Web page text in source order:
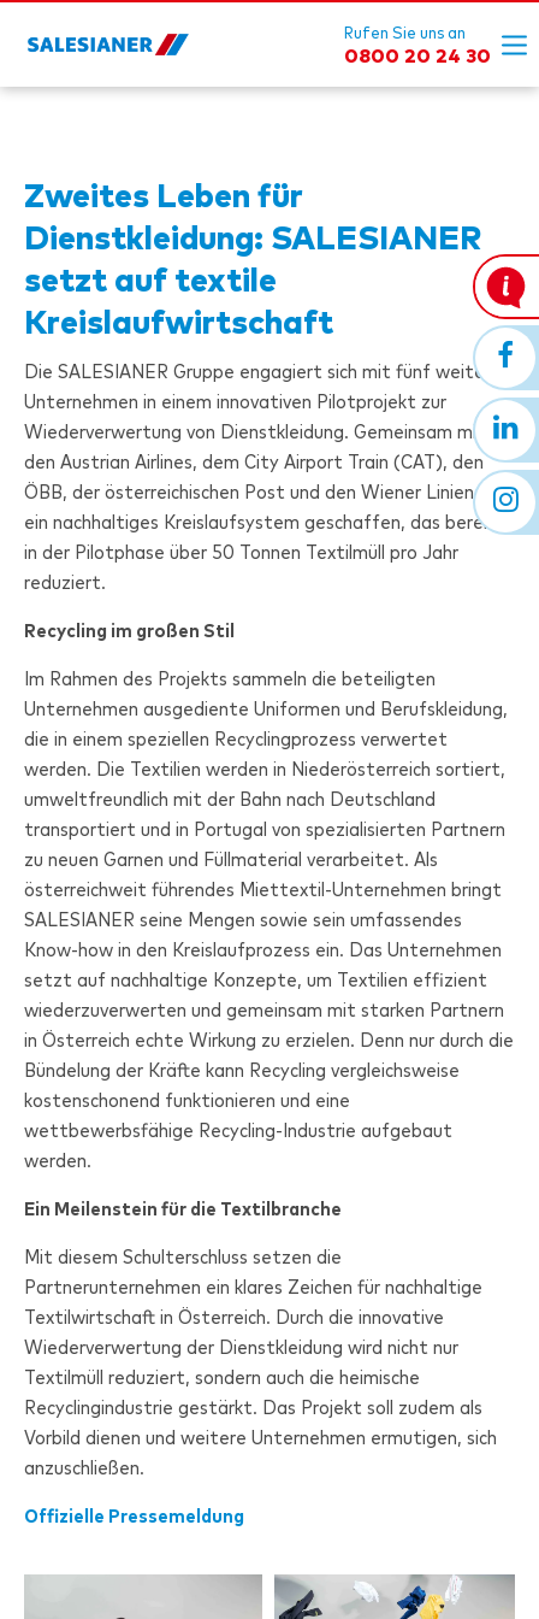
Rufen Sie uns an
0800 20 24 30
Zweites Leben für
Dienstkleidung: SALESIANER
setzt auf textile
Kreislaufwirtschaft
Die SALESIANER Gruppe engagiert sich mit fünf weiteren
Unternehmen in einem innovativen Pilotprojekt zur
Wiederverwertung von Dienstkleidung. Gemeinsam mit
den Austrian Airlines, dem City Airport Train (CAT), den
ÖBB, der österreichischen Post und den Wiener Linien wird
ein nachhaltiges Kreislaufsystem geschaffen, das bereits
in der Pilotphase über 50 Tonnen Textilmüll pro Jahr
reduziert.
Recycling im großen Stil
Im Rahmen des Projekts sammeln die beteiligten
Unternehmen ausgediente Uniformen und Berufskleidung,
die in einem speziellen Recyclingprozess verwertet
werden. Die Textilien werden in Niederösterreich sortiert,
umweltfreundlich mit der Bahn nach Deutschland
transportiert und in Portugal von spezialisierten Partnern
zu neuen Garnen und Füllmaterial verarbeitet. Als
österreichweit führendes Miettextil-Unternehmen bringt
SALESIANER seine Mengen sowie sein umfassendes
Know-how in den Kreislaufprozess ein. Das Unternehmen
setzt auf nachhaltige Konzepte, um Textilien effizient
wiederzuverwerten und gemeinsam mit starken Partnern
in Österreich echte Wirkung zu erzielen. Denn nur durch die
Bündelung der Kräfte kann Recycling vergleichsweise
kostenschonend funktionieren und eine
wettbewerbsfähige Recycling-Industrie aufgebaut
werden.
Ein Meilenstein für die Textilbranche
Mit diesem Schulterschluss setzen die
Partnerunternehmen ein klares Zeichen für nachhaltige
Textilwirtschaft in Österreich. Durch die innovative
Wiederverwertung der Dienstkleidung wird nicht nur
Textilmüll reduziert, sondern auch die heimische
Recyclingindustrie gestärkt. Das Projekt soll zudem als
Vorbild dienen und weitere Unternehmen ermutigen, sich
anzuschließen.
Offizielle Pressemeldung